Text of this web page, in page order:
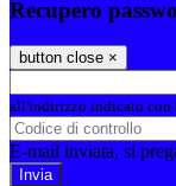
Recupero
button close ×
all'indirizzo indicato con
E-mail inviata, si